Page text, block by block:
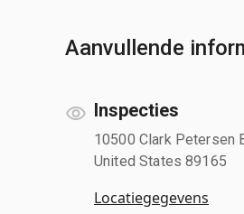
Aanvullende
Inspecties
10500 Clark Petersen
United States 89165
Locatiegegevens